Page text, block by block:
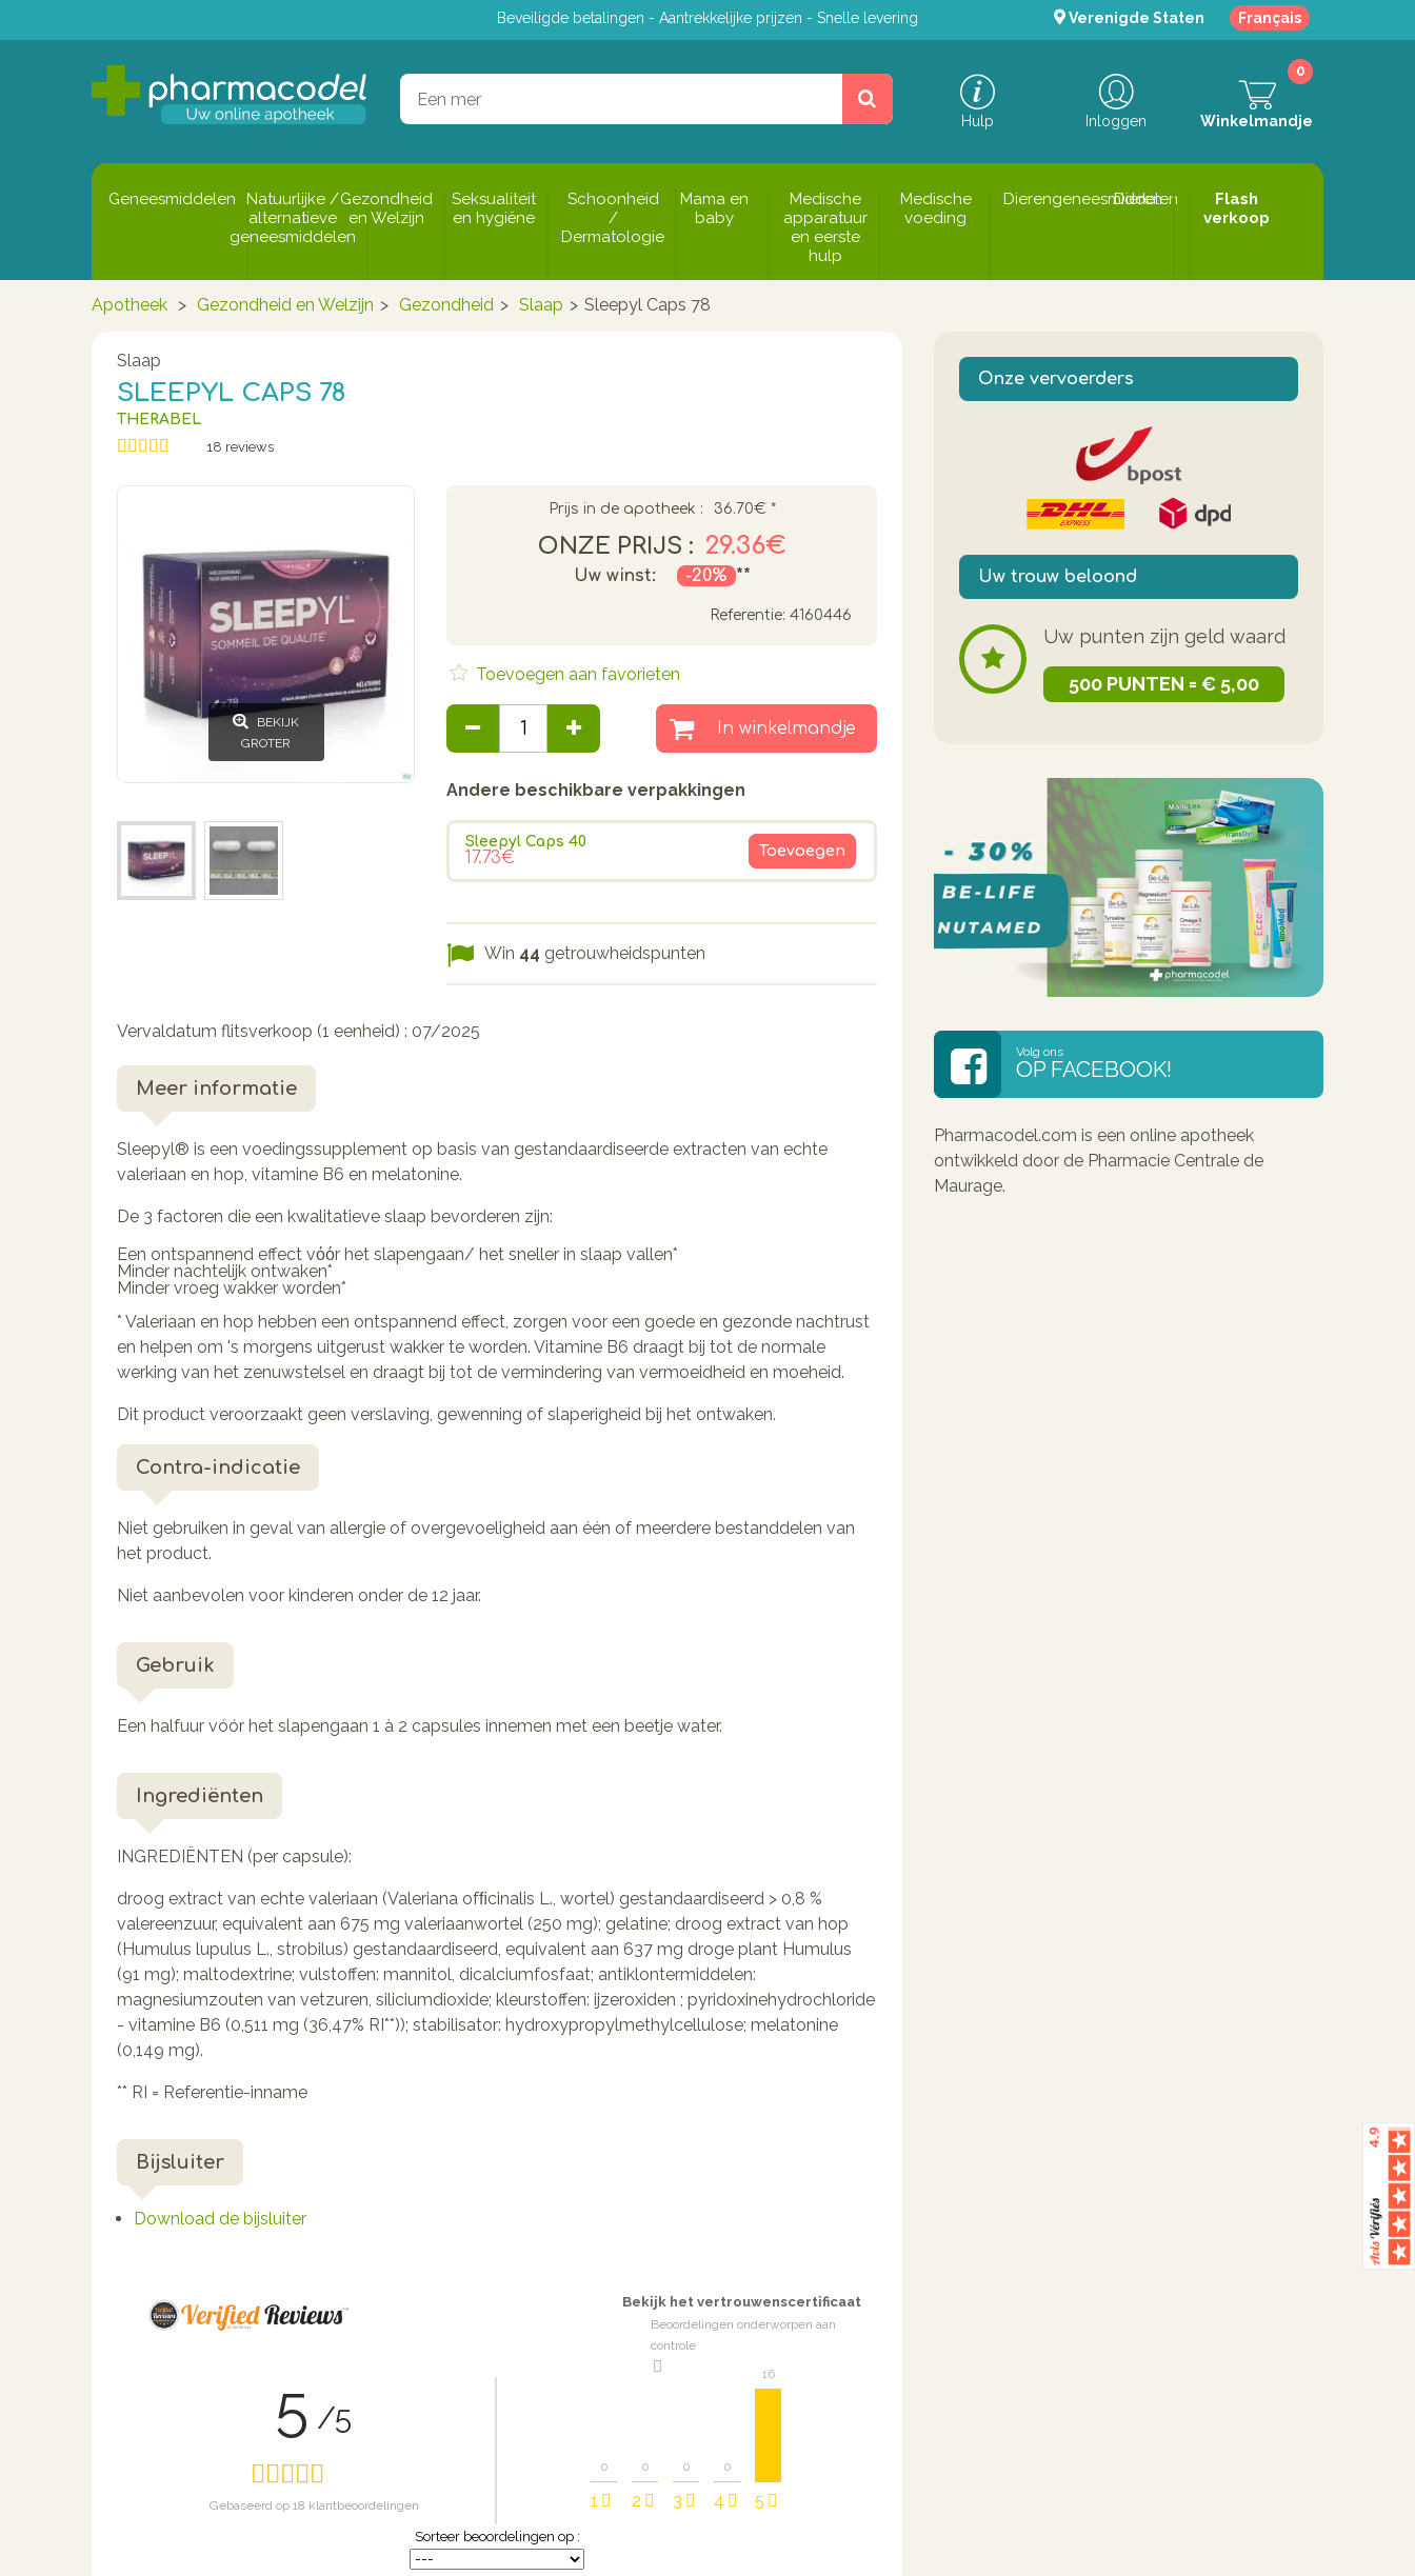
Beveiligde betalingen - Aantrekkelijke prijzen - Snelle levering Verenigde Staten Français
Hulp Inloggen Winkelmandje
0
Geneesmiddelen
Natuurlijke /
alternatieve
geneesmiddelen
Gezondheid
en Welzijn
Seksualiteit
en hygiëne
Schoonheid
/
Dermatologie
Mama en
baby
Medische
apparatuur
en eerste
hulp
Medische
voeding
Dierengeneesmiddelen
Dieren
Flash
verkoop
Apotheek > Gezondheid en Welzijn > Gezondheid > Slaap > Sleepyl Caps 78
Slaap
SLEEPYL CAPS 78
THERABEL
18 reviews
BEKIJK
GROTER
Prijs in de apotheek : 36.70€ *
ONZE PRIJS : 29.36€
Uw winst: -20% **
Referentie: 4160446
Toevoegen aan favorieten
In winkelmandje
Andere beschikbare verpakkingen
Sleepyl Caps 40
17.73€ Toevoegen
Win 44 getrouwheidspunten
Vervaldatum flitsverkoop (1 eenheid) : 07/2025
Meer informatie
Sleepyl® is een voedingssupplement op basis van gestandaardiseerde extracten van echte
valeriaan en hop, vitamine B6 en melatonine.
De 3 factoren die een kwalitatieve slaap bevorderen zijn:
Een ontspannend effect vόόr het slapengaan/ het sneller in slaap vallen*
Minder nachtelijk ontwaken*
Minder vroeg wakker worden*
* Valeriaan en hop hebben een ontspannend effect, zorgen voor een goede en gezonde nachtrust
en helpen om 's morgens uitgerust wakker te worden. Vitamine B6 draagt bij tot de normale
werking van het zenuwstelsel en draagt bij tot de vermindering van vermoeidheid en moeheid.
Dit product veroorzaakt geen verslaving, gewenning of slaperigheid bij het ontwaken.
Contra-indicatie
Niet gebruiken in geval van allergie of overgevoeligheid aan één of meerdere bestanddelen van
het product.
Niet aanbevolen voor kinderen onder de 12 jaar.
Gebruik
Een halfuur vóór het slapengaan 1 à 2 capsules innemen met een beetje water.
Ingrediënten
INGREDIËNTEN (per capsule):
droog extract van echte valeriaan (Valeriana ofﬁcinalis L., wortel) gestandaardiseerd > 0,8 %
valereenzuur, equivalent aan 675 mg valeriaanwortel (250 mg); gelatine; droog extract van hop
(Humulus lupulus L., strobilus) gestandaardiseerd, equivalent aan 637 mg droge plant Humulus
(91 mg); maltodextrine; vulstoffen: mannitol, dicalciumfosfaat; antiklontermiddelen:
magnesiumzouten van vetzuren, siliciumdioxide; kleurstoffen: ijzeroxiden ; pyridoxinehydrochloride
- vitamine B6 (0,511 mg (36,47% RI**)); stabilisator: hydroxypropylmethylcellulose; melatonine
(0,149 mg).
** RI = Referentie-inname
Bijsluiter
Download de bijsluiter
Bekijk het vertrouwenscertificaat
Beoordelingen onderworpen aan
controle
5 /5
Gebaseerd op 18 klantbeoordelingen 1
0
2
0
3
0
4
0
5
16
Sorteer beoordelingen op :
Onze vervoerders
Uw trouw beloond
Uw punten zijn geld waard
500 PUNTEN = € 5,00
Volg ons
OP FACEBOOK!
Pharmacodel.com is een online apotheek
ontwikkeld door de Pharmacie Centrale de
Maurage.